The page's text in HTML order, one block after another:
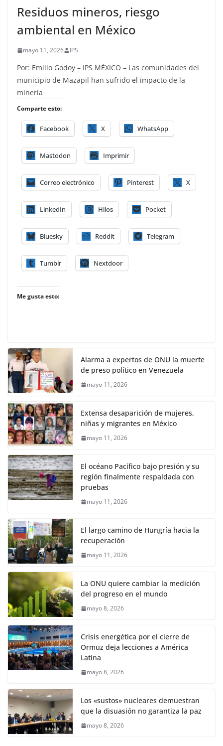
Residuos mineros, riesgo
ambiental en México
mayo 11, 2026 IPS
Por: Emilio Godoy – IPS MÉXICO – Las comunidades del
municipio de Mazapil han sufrido el impacto de la
minería
Comparte esto:
Facebook X WhatsApp
Mastodon Imprimir
Correo electrónico Pinterest X
LinkedIn Hilos Pocket
Bluesky Reddit Telegram
Tumblr Nextdoor
Me gusta esto:
Alarma a expertos de ONU la muerte
de preso político en Venezuela
mayo 11, 2026
Extensa desaparición de mujeres,
niñas y migrantes en México
mayo 11, 2026
El océano Pacífico bajo presión y su
región finalmente respaldada con
pruebas
mayo 11, 2026
El largo camino de Hungría hacia la
recuperación
mayo 11, 2026
La ONU quiere cambiar la medición
del progreso en el mundo
mayo 8, 2026
Crisis energética por el cierre de
Ormuz deja lecciones a América
Latina
mayo 8, 2026
Los «sustos» nucleares demuestran
que la disuasión no garantiza la paz
mayo 8, 2026